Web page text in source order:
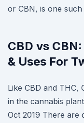
or CBN, is one
CBD vs
& Uses For
Like CBD and THC,
in the cannabis
Oct 2019 There are